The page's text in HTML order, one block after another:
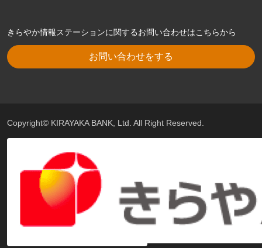
きらやか情報ステーションに関するお問い合わせはこちらから
お問い合わせをする
Copyright© KIRAYAKA BANK, Ltd. All Right Reserved.